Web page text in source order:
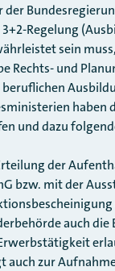
der
Regelung
sein
Rechts- und
haben
und dazu
der
bzw. mit der
auch die
auch zur